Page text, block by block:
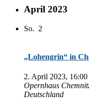
April 2023
So. 2
„Lohengrin“ in
2. April 2023, 16:00
Opern­haus
Deutschland